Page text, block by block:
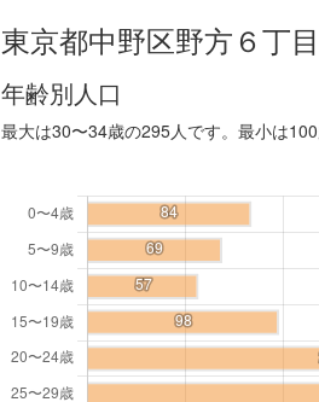
東京都中野区野方６丁
年齢別人口
最大は30〜34歳の295人です。最小は100